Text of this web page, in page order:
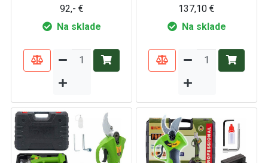
92,- €
Na sklade
137,10 €
Na sklade